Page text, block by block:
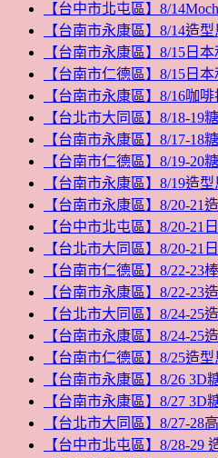
【台中市北屯區】8/
【台南市永康區】8/14造
【台南市永康區】8/15日
【台南市仁德區】8/15日
【台南市永康區】8/16咖
【台北市大同區】8/18-19
【台南市永康區】8/17-18
【台南市仁德區】8/19-20
【台南市永康區】8/19造
【台南市永康區】8/20-21
【台中市北屯區】8/20-21
【台北市大同區】8/20-21
【台南市仁德區】8/22-23
【台南市永康區】8/22-23
【台北市大同區】8/24-25
【台南市永康區】8/24-25
【台南市仁德區】8/25造
【台南市永康區】8/26
【台南市永康區】8/27
【台北市大同區】8/27-28
【台中市北屯區】8/28-29